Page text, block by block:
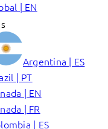
| EN
Argentina | ES
| PT
| EN
| FR
| ES